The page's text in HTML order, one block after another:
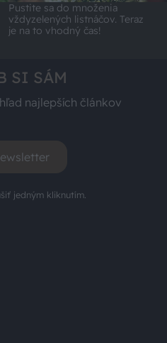
Pustite sa do množenia
vždyzelených listnáčov. Teraz
je na to vhodný čas!
SI SÁM
najlepších článkov
jedným kliknutím.